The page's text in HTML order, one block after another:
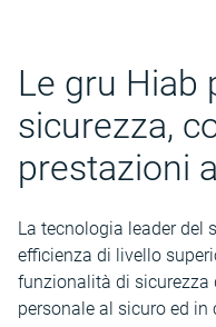
Le gru Hiab
sicurezza,
prestazioni
La tecnologia leader del
efficienza di livello
funzionalità di sicurezza
personale al sicuro ed